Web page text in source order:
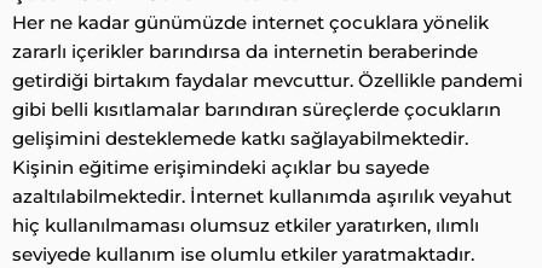
Her ne kadar günümüzde internet çocuklara yönelik
zararlı içerikler barındırsa da internetin beraberinde
getirdiği birtakım faydalar mevcuttur. Özellikle pandemi
gibi belli kısıtlamalar barındıran süreçlerde çocukların
gelişimini desteklemede katkı sağlayabilmektedir.
Kişinin eğitime erişimindeki açıklar bu sayede
azaltılabilmektedir. İnternet kullanımda aşırılık veyahut
hiç kullanılmaması olumsuz etkiler yaratırken, ılımlı
seviyede kullanım ise olumlu etkiler yaratmaktadır.